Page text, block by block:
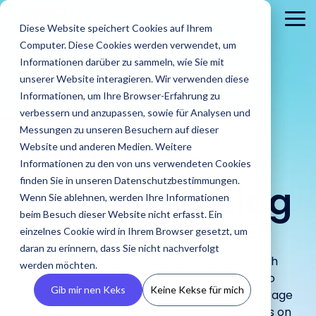
Diese Website speichert Cookies auf Ihrem
Computer. Diese Cookies werden verwendet, um
Informationen darüber zu sammeln, wie Sie mit
unserer Website interagieren. Wir verwenden diese
Informationen, um Ihre Browser-Erfahrung zu
verbessern und anzupassen, sowie für Analysen und
Messungen zu unseren Besuchern auf dieser
Website und anderen Medien. Weitere
Informationen zu den von uns verwendeten Cookies
finden Sie in unseren Datenschutzbestimmungen.
Wenn Sie ablehnen, werden Ihre Informationen
beim Besuch dieser Website nicht erfasst. Ein
einzelnes Cookie wird in Ihrem Browser gesetzt, um
daran zu erinnern, dass Sie nicht nachverfolgt
werden möchten.
Gib mir nen Keks Keine Kekse für mich
Skip
the
main
content.
Find Creators
Discover great
influencers and
creators worldwide
with the AI-powered
Discovery feature
Analyze
Followers
Avoid fake followers
into your influencers’
target audiences
before starting a
Agencies
Discover how
IROIN®
supports
agencies in
implementing
influencer
campaigns.
Brands
Learn how
IROIN®
helps
brands
their
campaigns
in-house.
Blog
Find the latest
articles and
exciting posts
about
influencer
marketing on
our blog.
IROIN's®
Rising
Stars
Ten creators
who have
month on
Instagram,
TikTok, Twitch,
Guides &
Reports
Our guides and
reports offer
practical tips
for successful
influencer
marketing.
About
us
Get an
inside look
at our
company
– we
introduce
ourselves.
Career
Dream
careers
start here:
Discover
future.
PR
Latest
press
releases,
media
and
media
kits.
Reach
to us
or
TheIROIN®
Influencer
Marketing Blog
Explore the world of influencer marketing with
the latest news, tips, and trends. Learn how to
create successful campaign strategies, leverage
innovative tools, and stay ahead with updates on